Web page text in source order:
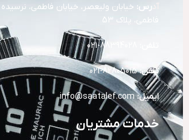
رس: خیابان ولیعصر، خیابان فاطمی،
فاطمی، پلاک 53
تلفن:82805015-021
ایمیل: info@saatalef.com
خدمات مشتریان